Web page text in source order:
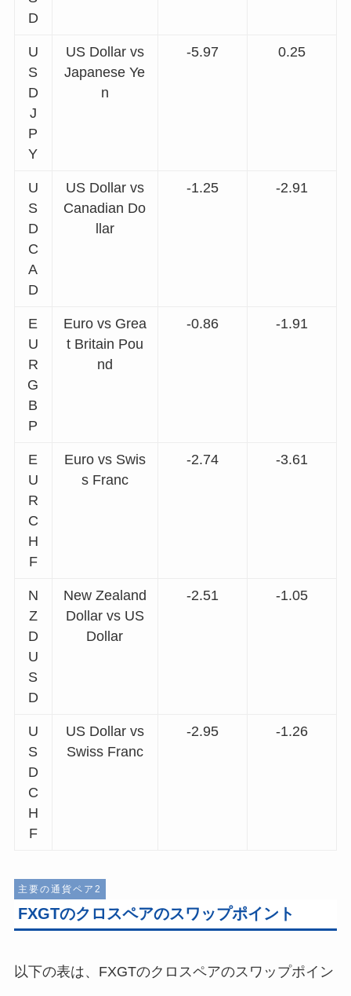
D
U
S
D
J
P
Y
US Dollar vs
Japanese Ye
n
-5.97 0.25
U
S
D
C
A
D
US Dollar vs
Canadian Do
llar
-1.25 -2.91
E
U
R
G
B
P
Euro vs Grea
t Britain Pou
nd
-0.86 -1.91
E
U
R
C
H
F
Euro vs Swis
s Franc
-2.74 -3.61
N
Z
D
U
S
D
New Zealand
Dollar vs US
Dollar
-2.51 -1.05
U
S
D
C
H
F
US Dollar vs
Swiss Franc
-2.95 -1.26
主要の通貨ペア2
FXGTのクロスペアのスワップポイント
以下の表は、FXGTのクロスペアのスワップポイン